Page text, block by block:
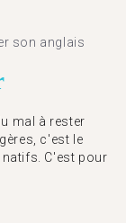
son anglais
mal à rester
c'est le
C'est pour